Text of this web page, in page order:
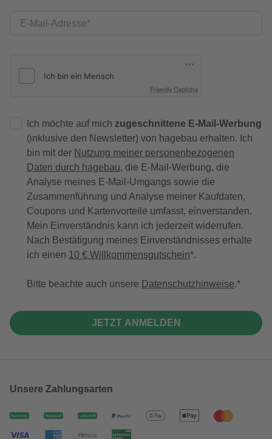
E-Mail-Adresse
Friendly Captcha
Ich möchte auf mich zugeschnittene E-Mail-Werbung
(inklusive den Newsletter) von hagebau erhalten. Ich
bin mit der Nutzung meiner personenbezogenen
Daten durch hagebau, die E-Mail-Werbung, die
Analyse meines E-Mail-Umgangs sowie die
Zusammenführung und Analyse meiner Kaufdaten,
Coupons und Kartenvorteile umfasst, einverstanden.
Mein Einverständnis kann ich jederzeit widerrufen.
Nach Bestätigung meines Einverständnisses erhalte
ich einen 10 € Willkommensgutschein*.
Bitte beachte auch unsere Datenschutzhinweise.
JETZT ANMELDEN
Unsere Zahlungsarten